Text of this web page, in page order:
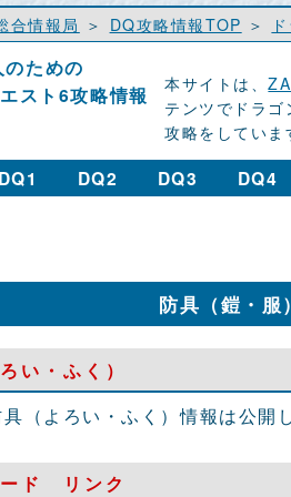
合情報局 ＞ DQ攻略情報TOP ＞
のための
スト6攻略情報
本サイトは、
テンツでドラ
攻略をしていま
DQ1 DQ2 DQ3 DQ4
防具（鎧・服
い・ふく）
（よろい・ふく）情報は公開
ド リンク